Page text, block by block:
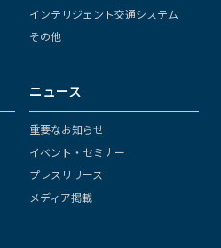
インテリジェント交通システム
その他
ニュース
重要なお知らせ
イベント・セミナー
プレスリリース
メディア掲載